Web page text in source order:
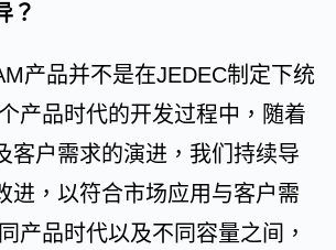
？
产品并不是在JEDEC制定下统
产品时代的开发过程中，随着
客户需求的演进，我们持续导
进，以符合市场应用与客户需
产品时代以及不同容量之间，